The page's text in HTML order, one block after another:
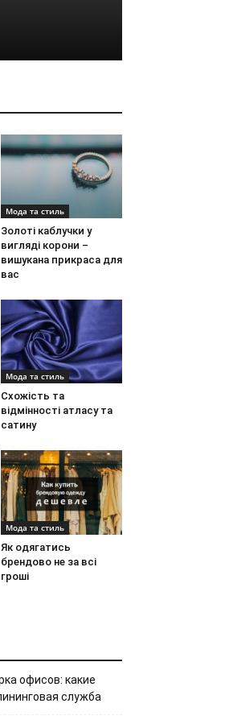
Мода та стиль
Золоті каблучки у
вигляді корони –
вишукана прикраса для
вас
Мода та стиль
Схожість та
відмінності атласу та
сатину
Мода та стиль
Як одягатись
брендово не за всі
гроші
офисов: какие
служба